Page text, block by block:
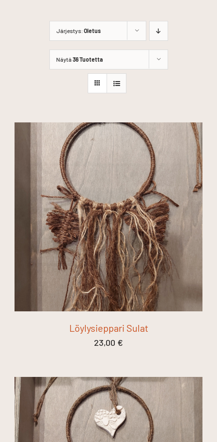
Järjestys: Oletus
Näytä 36 Tuotetta
Löylysieppari Sulat
23,00 €